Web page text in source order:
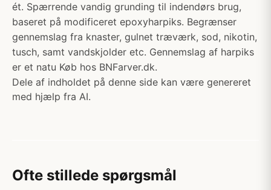
ét. Spærrende vandig grunding til indendørs brug,
baseret på modificeret epoxyharpiks. Begrænser
gennemslag fra knaster, gulnet træværk, sod, nikotin,
tusch, samt vandskjolder etc. Gennemslag af harpiks
er et natu Køb hos BNFarver.dk.
Dele af indholdet på denne side kan være genereret
med hjælp fra AI.
Ofte stillede spørgsmål